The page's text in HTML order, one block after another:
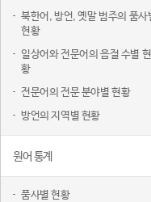
북한어, 방언, 옛말 범주의 품사
현황
일상어와 전문어의 음절 수별 현
황
전문어의 전문 분야별 현황
방언의 지역별 현황
원어 통계
품사별 현황